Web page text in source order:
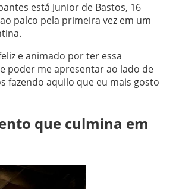
está Junior de Bastos, 16
palco pela primeira vez em um
e animado por ter essa
poder me apresentar ao lado de
fazendo aquilo que eu mais gosto
que culmina em